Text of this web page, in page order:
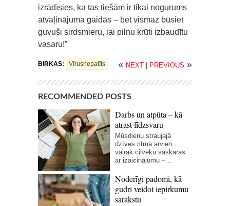
izrādīsies, ka tas tiešām ir tikai nogurums
atvaļinājuma gaidās – bet vismaz būsiet
guvuši sirdsmieru, lai pilnu krūti izbaudītu
vasaru!”
BIRKAS: Vīrushepatīts « NEXT PREVIOUS »
RECOMMENDED POSTS
Darbs un atpūta – kā
atrast līdzsvaru
Mūsdienu straujajā
dzīves ritmā arvien
vairāk cilvēku saskaras
ar izaicinājumu –...
Noderīgi padomi, kā
gudri veidot iepirkumu
sarakstu